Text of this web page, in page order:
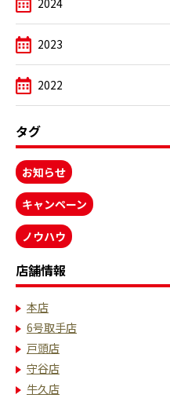
2024
2023
2022
タグ
お知らせ
キャンペーン
ノウハウ
店舗情報
本店
6号取手店
戸頭店
守谷店
牛久店